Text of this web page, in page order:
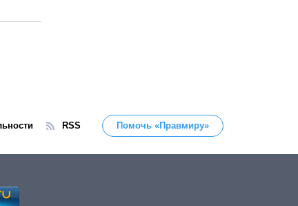
RSS Помочь «Правмиру»